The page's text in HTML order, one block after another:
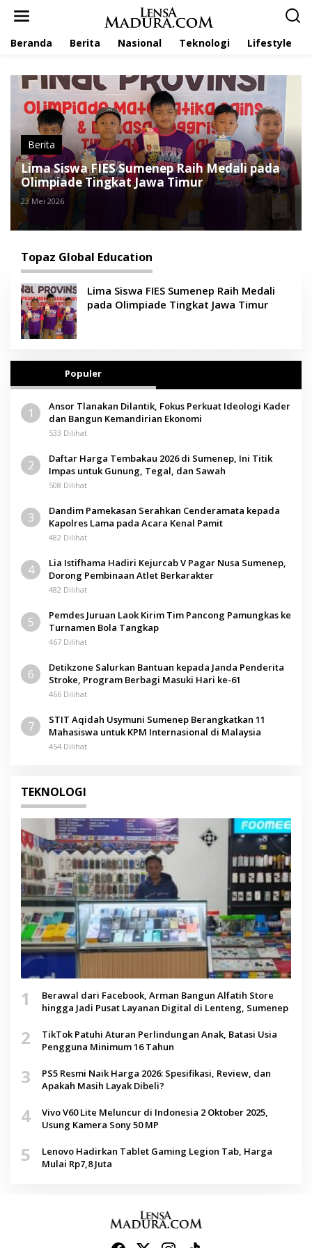
Beranda Berita Nasional Teknologi Lifestyle
Berita
Lima Siswa FIES Sumenep Raih Medali pada
Olimpiade Tingkat Jawa Timur
23 Mei 2026
Topaz Global Education
Lima Siswa FIES Sumenep Raih Medali
pada Olimpiade Tingkat Jawa Timur
Populer
1
Ansor Tlanakan Dilantik, Fokus Perkuat Ideologi Kader
dan Bangun Kemandirian Ekonomi
533 Dilihat
2
Daftar Harga Tembakau 2026 di Sumenep, Ini Titik
Impas untuk Gunung, Tegal, dan Sawah
508 Dilihat
3
Dandim Pamekasan Serahkan Cenderamata kepada
Kapolres Lama pada Acara Kenal Pamit
482 Dilihat
4
Lia Istifhama Hadiri Kejurcab V Pagar Nusa Sumenep,
Dorong Pembinaan Atlet Berkarakter
482 Dilihat
5
Pemdes Juruan Laok Kirim Tim Pancong Pamungkas ke
Turnamen Bola Tangkap
467 Dilihat
6
Detikzone Salurkan Bantuan kepada Janda Penderita
Stroke, Program Berbagi Masuki Hari ke-61
466 Dilihat
7
STIT Aqidah Usymuni Sumenep Berangkatkan 11
Mahasiswa untuk KPM Internasional di Malaysia
454 Dilihat
TEKNOLOGI
1
Berawal dari Facebook, Arman Bangun Alfatih Store
hingga Jadi Pusat Layanan Digital di Lenteng, Sumenep
2
TikTok Patuhi Aturan Perlindungan Anak, Batasi Usia
Pengguna Minimum 16 Tahun
3
PS5 Resmi Naik Harga 2026: Spesifikasi, Review, dan
Apakah Masih Layak Dibeli?
4
Vivo V60 Lite Meluncur di Indonesia 2 Oktober 2025,
Usung Kamera Sony 50 MP
5
Lenovo Hadirkan Tablet Gaming Legion Tab, Harga
Mulai Rp7,8 Juta